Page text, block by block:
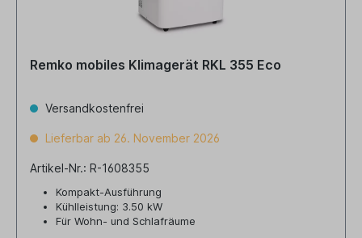
Remko mobiles Klimagerät RKL 355 Eco
Versandkostenfrei
Lieferbar ab 26. November 2026
Artikel-Nr.: R-1608355
Kompakt-Ausführung
Kühlleistung: 3.50 kW
Für Wohn- und Schlafräume